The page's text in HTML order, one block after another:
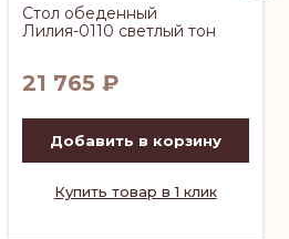
Стол обеденный
Лилия-0110 светлый тон
21 765 ₽
Добавить в корзину
Купить товар в 1 клик